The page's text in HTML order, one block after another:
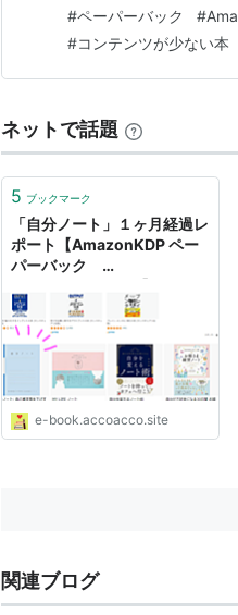
LowContent Book これ
ます…
#ペーパーバック #
#コンテンツが少ない本
ネットで話題
5 ブックマーク
「自分ノート」１ヶ月経過レ
ポート【AmazonKDP ペー
パーバック
書籍をつくるブログ
e-book.accoacco.site
関連ブログ